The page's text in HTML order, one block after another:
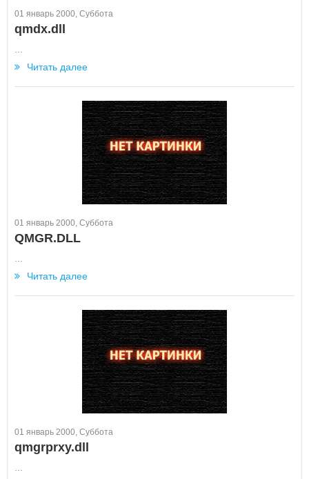
01 январь 2000, Суббота
qmdx.dll
Читать далее
01 январь 2000, Суббота
QMGR.DLL
Читать далее
01 январь 2000, Суббота
qmgrprxy.dll